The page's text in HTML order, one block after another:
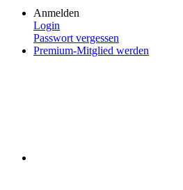
Anmelden
Login
Passwort vergessen
Premium-Mitglied werden